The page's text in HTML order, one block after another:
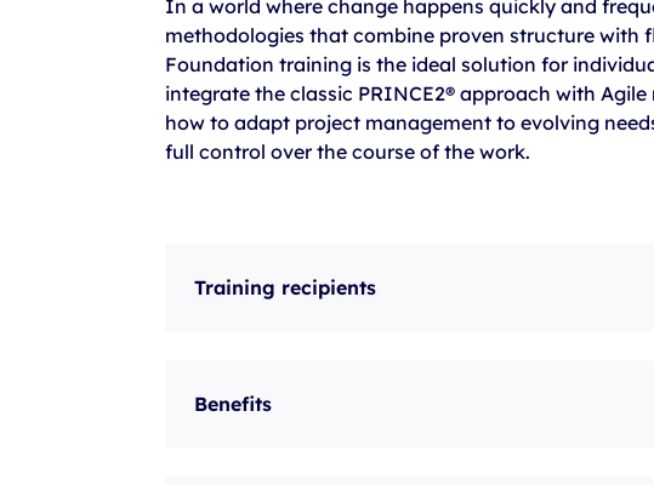
szkolenia SAS
formuły szkoleń MS
szkolenia
In a world where change happens quickly and
methodologies that combine proven structure with
Foundation training is the ideal solution for
integrate the classic PRINCE2® approach with
how to adapt project management to evolving
full control over the course of the work.
Training recipients
Benefits